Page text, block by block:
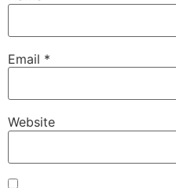
Email *
Website